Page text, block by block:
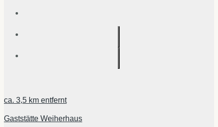
ca. 3,5 km entfernt
Gaststätte Weiherhaus